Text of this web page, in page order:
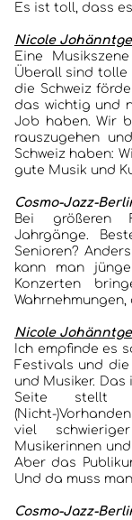
Es ist toll, dass
Nicole
Eine
Überall sind tolle
die Schweiz
das wichtig und
Job haben. Wir
rauszugehen
Schweiz haben:
gute Musik und
Cosmo-Jazz-
Bei größeren
Jahrgänge.
Senioren?
kann man
Konzerten
Nicole
Ich empfinde es
Festivals und
und Musiker.
Seite stellt
(Nicht-
viel
Musikerinnen
Aber das
Und da muss
Cosmo-Jazz-